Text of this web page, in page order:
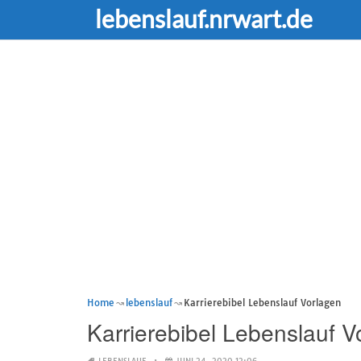
lebenslauf.nrwart.de
Home lebenslauf Karrierebibel Lebenslauf Vorlagen
Karrierebibel Lebenslauf